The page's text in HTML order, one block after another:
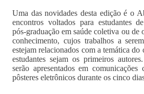
Uma das novidades desta edição é o
encontros voltados para estudantes
pós-graduação em saúde coletiva ou de
conhecimento, cujos trabalhos a
estejam relacionados com a temática do
estudantes sejam os primeiros
serão apresentados em comunicações
pôsteres eletrônicos durante os cinco